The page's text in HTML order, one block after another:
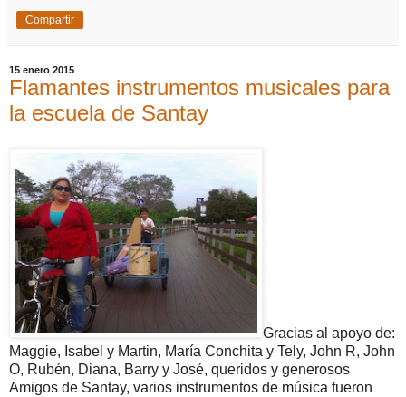
Compartir
15 enero 2015
Flamantes instrumentos musicales para
la escuela de Santay
Gracias al apoyo de:
Maggie, Isabel y Martin, María Conchita y Tely, John R, John
O, Rubén, Diana, Barry y José, queridos y generosos
Amigos de Santay, varios instrumentos de música fueron